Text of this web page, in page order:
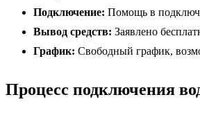
Подключение: Помощь в
Вывод средств: Заявлено
График: Свободный график,
Процесс подключения